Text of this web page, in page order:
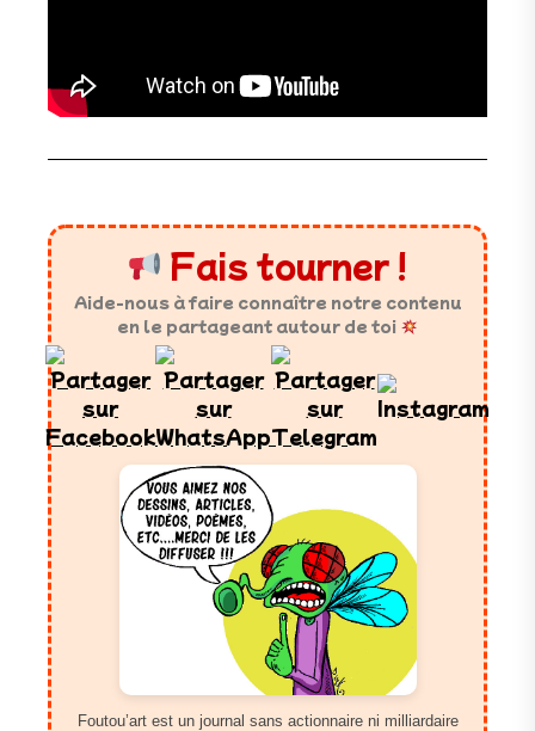
Fais tourner !
Aide-nous à faire connaître notre contenu
en le partageant autour de toi
Foutou’art est un journal sans actionnaire ni milliardaire